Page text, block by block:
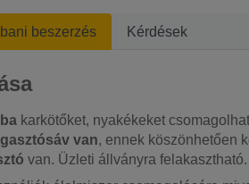
beszerzés Kérdések
karkötőket, nyakékeket
van, ennek köszönhetően
van. Üzleti állványra felakasztható.